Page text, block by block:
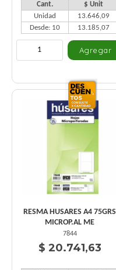
Cant.
$ Unit
Unidad
13.646,09
Desde: 10
13.185,07
RESMA HUSARES A4 75GRS
MICROP.AL ME
7844
$ 20.741,63